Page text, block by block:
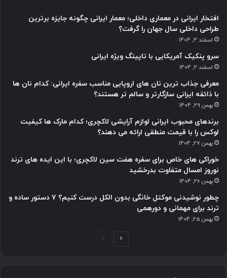
افتخار ایرانی در معماری داخلی؛ معمار ایرانی چگونه جایزه برترین
طراحی داخلی سال جهان را گرفت؟
اسفند 3, 1404
سرو پنکیک آمریکایی با تاپینگ ویژه ایرانی
اسفند 2, 1404
معرفی جذاب ترین نان های اروپایی مناسب سفره ایرانی: کدام نان ها
با ذائقه ایرانی سازگارتر و سالم تر هستند؟
بهمن 29, 1404
برندهای محبوب ایرانی لوازم آرایشی لاکچری؛ کدام مارک ها کیفیت
لوکس را با قیمت منطقی ارائه می دهند؟
بهمن 27, 1404
خوراکی های خاص برای سفره هفت سین لاکچری؛ با این ایده های ترند
نوروز امسال متفاوت بدرخشید
بهمن 26, 1404
چطور نوشیدنی موکتل خانگی بدون الکل درست کنیم؟ ۷ دستور ساده و
ترند برای مهمانی و دورهمی
بهمن 25, 1404
صفحه
صفحه